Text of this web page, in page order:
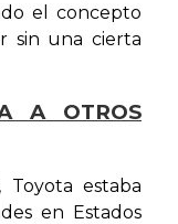
el concepto
sin una cierta
A OTROS
estaba
en Estados